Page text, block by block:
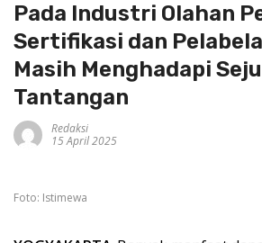
Pada Industri Olahan
Sertifikasi dan
Masih Menghadapi
Tantangan
Redaksi
15 April 2025
Foto: Istimewa